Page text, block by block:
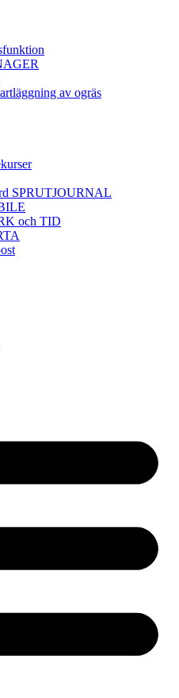
av ogräs
SPRUTJOURNAL
och TID